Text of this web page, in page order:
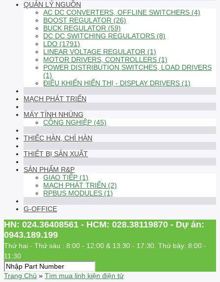
QUẢN LÝ NGUỒN
AC DC CONVERTERS, OFFLINE SWITCHERS (4)
BOOST REGULATOR (26)
BUCK REGULATOR (59)
DC DC SWITCHING REGULATORS (8)
LDO (1791)
LINEAR VOLTAGE REGULATOR (1)
MOTOR DRIVERS, CONTROLLERS (1)
POWER DISTRIBUTION SWITCHES, LOAD DRIVERS
(1)
ĐIỀU KHIỂN HIỂN THỊ - DISPLAY DRIVERS (1)
MẠCH PHÁT TRIỂN
MÁY TÍNH NHÚNG
CÔNG NGHIỆP (45)
THIẾC HÀN, CHÌ HÀN
THIẾT BỊ SẢN XUẤT
SẢN PHẨM R&P
GIAO TIẾP (1)
MẠCH PHÁT TRIỂN (2)
RPBUS MODULES (1)
G-OFFICE
HN: 024.36408561 - HCM: 028.38119870 - Dự án:
0943.189.199
Thứ hai - Thứ sáu : 8:00 - 12:00 & 13:30 - 17:30. Thứ bảy: 8:00 -
11:30
Trang Chủ » Tìm mua linh kiện điện tử